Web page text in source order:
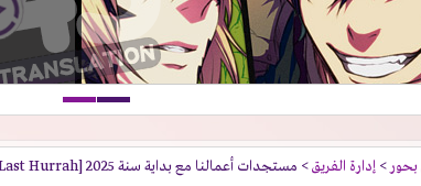
بحور > إدارة الفريق> مستجدات أعمالنا مع بداية سنة 2025 [Our Last Hurrah]